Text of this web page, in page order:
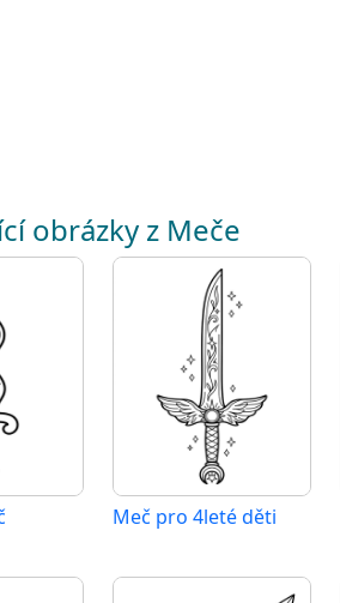
obrázky z Meče
Meč pro 4leté děti